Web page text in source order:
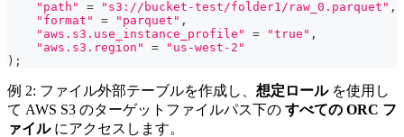
"path"
= "s3://bucket-test/folder1/raw_0.parquet" ,
"format"
= "parquet" ,
"aws.s3.use_instance_profile"
= "true" ,
"aws.s3.region"
=
"us-west-2"
) ;
例 2: ファイル外部テーブルを作成し、 想定ロールを使用し
て AWS S3 のターゲットファイルパス下の すべての ORC フ
ァイルにアクセスします。